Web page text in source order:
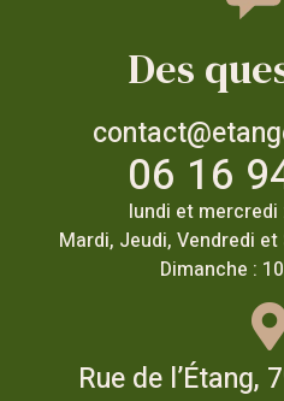
Des
06 16
lundi et mercredi
Mardi, Jeudi, Vendredi
Dimanche :
Rue de l’Étang,